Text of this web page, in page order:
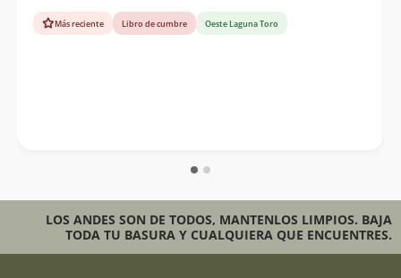
Más reciente Libro de cumbre Oeste Laguna Toro
LOS ANDES SON DE TODOS, MANTENLOS LIMPIOS. BAJA
TODA TU BASURA Y CUALQUIERA QUE ENCUENTRES.